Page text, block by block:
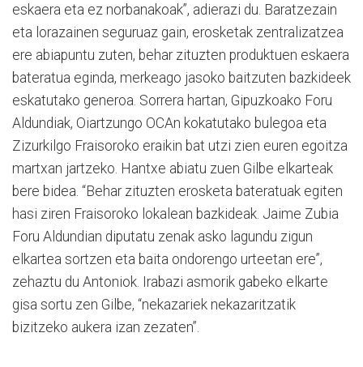
eskaera eta ez norbanakoak”, adierazi du. Baratzezain
eta lorazainen seguruaz gain, erosketak zentralizatzea
ere abiapuntu zuten, behar zituzten produktuen eskaera
bateratua eginda, merkeago jasoko baitzuten bazkideek
eskatutako generoa. Sorrera hartan, Gipuzkoako Foru
Aldundiak, Oiartzungo OCAn kokatutako bulegoa eta
Zizurkilgo Fraisoroko eraikin bat utzi zien euren egoitza
martxan jartzeko. Hantxe abiatu zuen Gilbe elkarteak
bere bidea. “Behar zituzten erosketa bateratuak egiten
hasi ziren Fraisoroko lokalean bazkideak. Jaime Zubia
Foru Aldundian diputatu zenak asko lagundu zigun
elkartea sortzen eta baita ondorengo urteetan ere”,
zehaztu du Antoniok. Irabazi asmorik gabeko elkarte
gisa sortu zen Gilbe, “nekazariek nekazaritzatik
bizitzeko aukera izan zezaten”.